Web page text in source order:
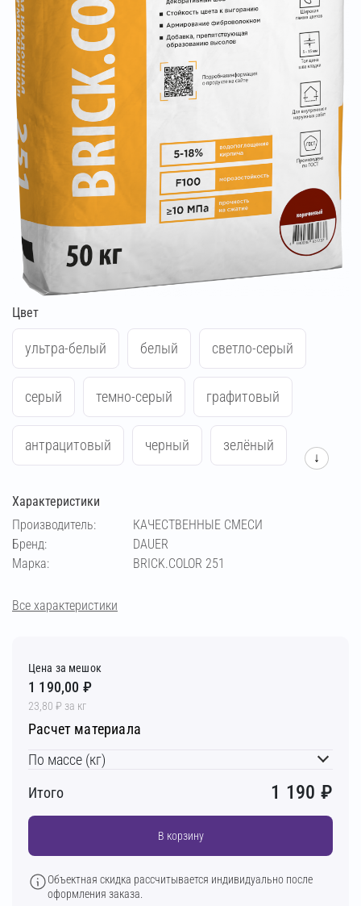
Цвет
ультра-белый белый светло-серый
серый темно-серый графитовый
антрацитовый черный зелёный
слоновая кость кремово-бежевый
кирпичный
коричневый тёмно-коричневый
шоколадный
↓
Характеристики
Производитель:
КАЧЕСТВЕННЫЕ СМЕСИ
Бренд:
DAUER
Марка:
BRICK.COLOR 251
Все характеристики
Цена за мешок
1 190,00 ₽
23,80 ₽ за кг
Расчет материала
По массе (кг)
Итого
1 190 ₽
В корзину
Объектная скидка рассчитывается индивидуально после
оформления заказа.